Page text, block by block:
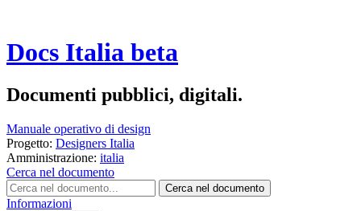
Docs Italia beta
Documenti pubblici, digitali.
Manuale operativo di design
Progetto: Designers Italia
Amministrazione: italia
Cerca nel documento
Cerca nel documento
Informazioni